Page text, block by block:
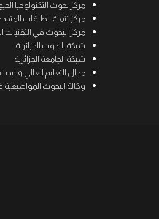
مركز بحوث التكنولوجيا
مركز تنمية الطاقات
مركز البحوث في التقنيات
شبكة البحوث الجزائرية
شبكة الجامعة الجزائرية
مجال التعليم العالي
وكالة البحوث المواضيعية